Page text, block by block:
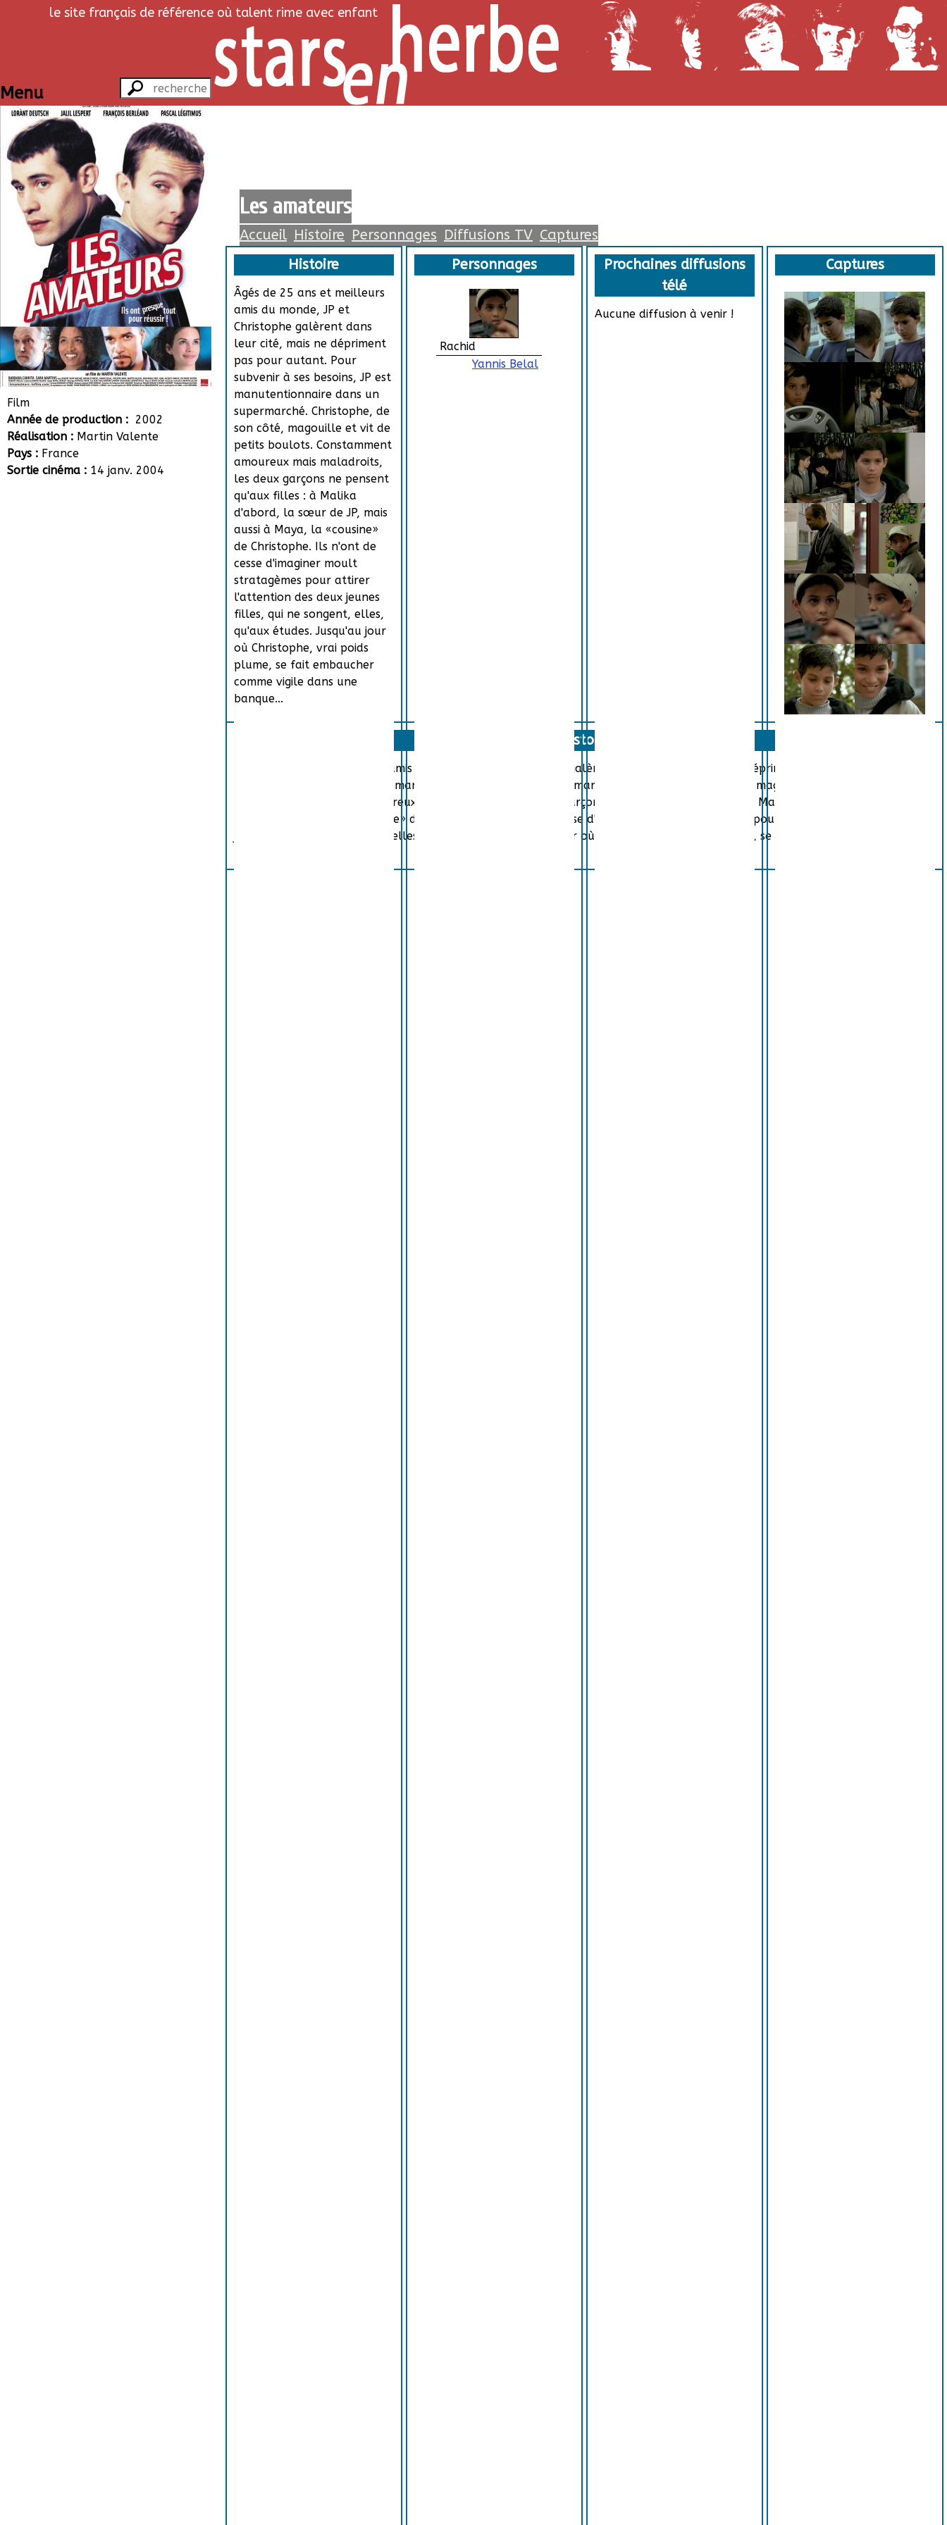
le site français de référence où talent rime avec enfant
Menu
Film
Année de production : 2002
Réalisation : Martin Valente
Pays : France
Sortie cinéma : 14 janv. 2004
Les amateurs
Accueil Histoire Personnages Diffusions TV Captures
Histoire
Âgés de 25 ans et meilleurs
amis du monde, JP et
Christophe galèrent dans
leur cité, mais ne dépriment
pas pour autant. Pour
subvenir à ses besoins, JP est
manutentionnaire dans un
supermarché. Christophe, de
son côté, magouille et vit de
petits boulots. Constamment
amoureux mais maladroits,
les deux garçons ne pensent
qu'aux filles : à Malika
d'abord, la sœur de JP, mais
aussi à Maya, la «cousine»
de Christophe. Ils n'ont de
cesse d'imaginer moult
stratagèmes pour attirer
l'attention des deux jeunes
filles, qui ne songent, elles,
qu'aux études. Jusqu'au jour
où Christophe, vrai poids
plume, se fait embaucher
comme vigile dans une
banque...
Personnages
Rachid
Yannis Belal
Prochaines diffusions
télé
Aucune diffusion à venir !
Captures
Histoire
Âgés de 25 ans et meilleurs amis du monde, JP et Christophe galèrent dans leur cité, mais ne dépriment pas pour autant. Pour
subvenir à ses besoins, JP est manutentionnaire dans un supermarché. Christophe, de son côté, magouille et vit de petits
boulots. Constamment amoureux mais maladroits, les deux garçons ne pensent qu'aux filles : à Malika d'abord, la sœur de JP,
mais aussi à Maya, la «cousine» de Christophe. Ils n'ont de cesse d'imaginer moult stratagèmes pour attirer l'attention des deux
jeunes filles, qui ne songent, elles, qu'aux études. Jusqu'au jour où Christophe, vrai poids plume, se fait embaucher comme vigile